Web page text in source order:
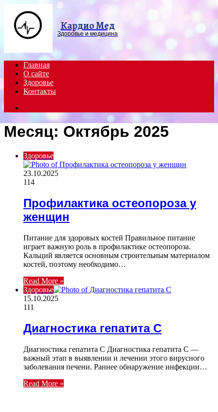
Кардио Мед
Здоровье и медицина
Главная
О сайте
Здоровье
Контакты
Месяц: Октябрь 2025
Здоровье
23.10.2025
114
Профилактика остеопороза у
женщин
Питание для здоровых костей Правильное питание
играет важную роль в профилактике остеопороза.
Кальций является основным строительным материалом
костей, поэтому необходимо…
Read More »
Здоровье
15.10.2025
111
Диагностика гепатита С
Диагностика гепатита C Диагностика гепатита C —
важный этап в выявлении и лечении этого вирусного
заболевания печени. Раннее обнаружение инфекции…
Read More »